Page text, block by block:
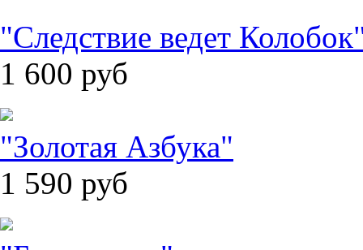
"Следствие ведет
1 600 руб
"Золотая Азбука"
1 590 руб